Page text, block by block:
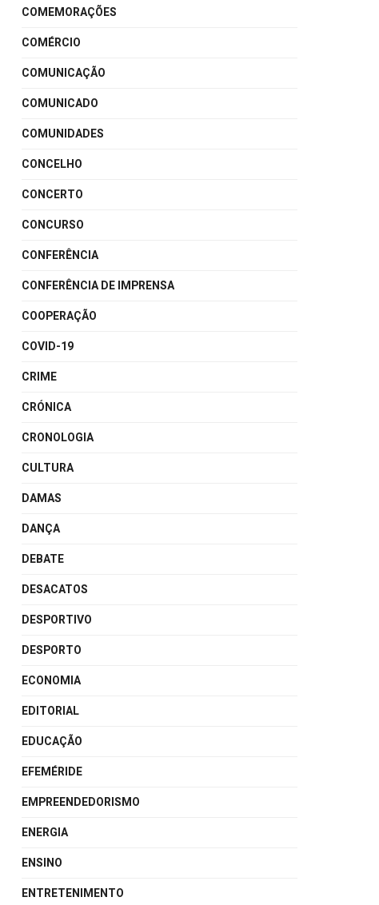
COMEMORAÇÕES
COMÉRCIO
COMUNICAÇÃO
COMUNICADO
COMUNIDADES
CONCELHO
CONCERTO
CONCURSO
CONFERÊNCIA
CONFERÊNCIA DE IMPRENSA
COOPERAÇÃO
COVID-19
CRIME
CRÓNICA
CRONOLOGIA
CULTURA
DAMAS
DANÇA
DEBATE
DESACATOS
DESPORTIVO
DESPORTO
ECONOMIA
EDITORIAL
EDUCAÇÃO
EFEMÉRIDE
EMPREENDEDORISMO
ENERGIA
ENSINO
ENTRETENIMENTO